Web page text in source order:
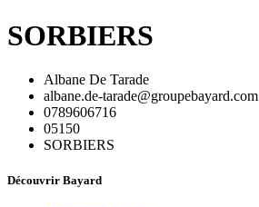
SORBIERS
Albane De Tarade
albane.de-tarade@groupebayard.com
0789606716
05150
SORBIERS
Découvrir Bayard